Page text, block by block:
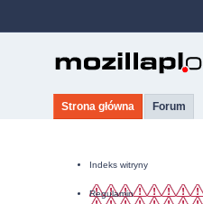
Strona główna Forum
Indeks witryny
Regulamin